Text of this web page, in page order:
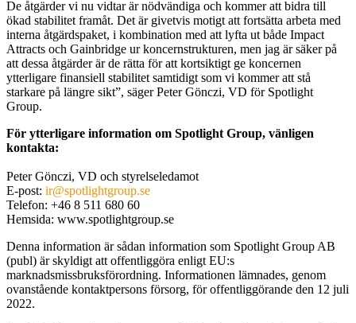
De åtgärder vi nu vidtar är nödvändiga och kommer att bidra till
ökad stabilitet framåt. Det är givetvis motigt att fortsätta arbeta med
interna åtgärdspaket, i kombination med att lyfta ut både Impact
Attracts och Gainbridge ur koncernstrukturen, men jag är säker på
att dessa åtgärder är de rätta för att kortsiktigt ge koncernen
ytterligare finansiell stabilitet samtidigt som vi kommer att stå
starkare på längre sikt”, säger Peter Gönczi, VD för Spotlight
Group.
För ytterligare information om Spotlight Group, vänligen
kontakta:
Peter Gönczi, VD och styrelseledamot
E-post: ir@spotlightgroup.se
Telefon: +46 8 511 680 60
Hemsida: www.spotlightgroup.se
Denna information är sådan information som Spotlight Group AB
(publ) är skyldigt att offentliggöra enligt EU:s
marknadsmissbruksförordning. Informationen lämnades, genom
ovanstående kontaktpersons försorg, för offentliggörande den 12 juli
2022.